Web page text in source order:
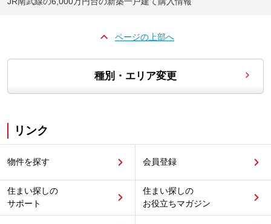
ページの上部へ
種別・エリア変更
リンク
物件を探す 会員登録
住まい探しの
サポート
住まい探しの
お役立ちマガジン